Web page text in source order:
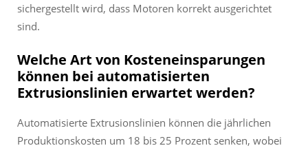
sichergestellt wird, dass Motoren korrekt ausgerichtet
sind.
Welche Art von Kosteneinsparungen
können bei automatisierten
Extrusionslinien erwartet werden?
Automatisierte Extrusionslinien können die jährlichen
Produktionskosten um 18 bis 25 Prozent senken, wobei